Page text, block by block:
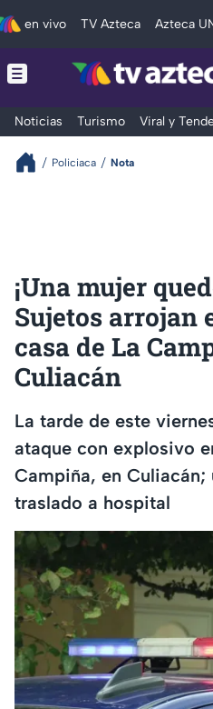
en vivo TV Azteca Azteca
Noticias Turismo Viral y
Policiaca Nota
¡Una mujer
Sujetos arrojan
casa de La
Culiacán
La tarde de este
ataque con explosivo
Campiña, en
traslado a hospital